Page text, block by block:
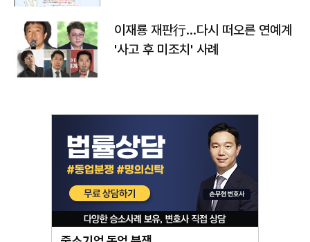
이재룡 재판行…다시 떠오른 연예계
'사고 후 미조치' 사례